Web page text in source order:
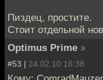
Пиздец, простите.
Стоит отдельной
Optimus Prime »
#53 | 24.02.10 16:38